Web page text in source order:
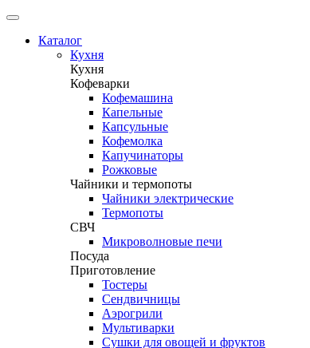
Каталог
Кухня
Кухня
Кофеварки
Кофемашина
Капельные
Капсульные
Кофемолка
Капучинаторы
Рожковые
Чайники и термопоты
Чайники электрические
Термопоты
СВЧ
Микроволновые печи
Посуда
Приготовление
Тостеры
Сендвичницы
Аэрогрили
Мультиварки
Сушки для овощей и фруктов